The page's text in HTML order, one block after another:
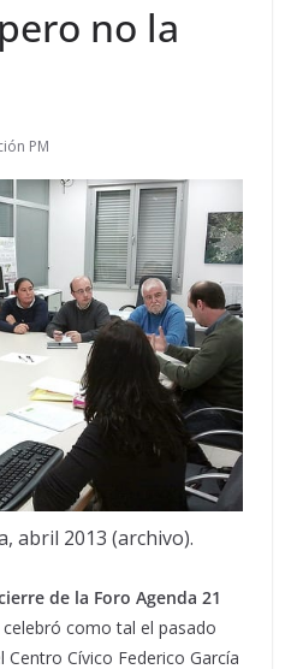
no la
PM
abril 2013 (archivo).
de la Foro Agenda 21
como tal el pasado
Cívico Federico García